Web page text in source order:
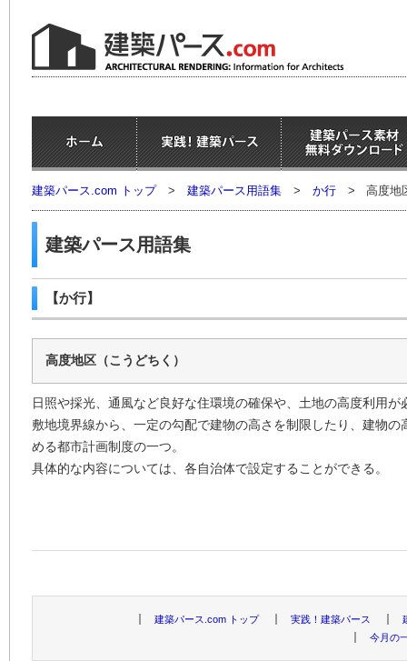
建築パース.com トップ > 建築パース用語集 > か行 > 高度地
建築パース用語集
【か行】
高度地区（こうどちく）
日照や採光、通風など良好な住環境の確保や、土地の高度利用
敷地境界線から、一定の勾配で建物の高さを制限したり、建物の
める都市計画制度の一つ。
具体的な内容については、各自治体で設定することができる。
建築パース.com トップ 実践！建築パース
今月の